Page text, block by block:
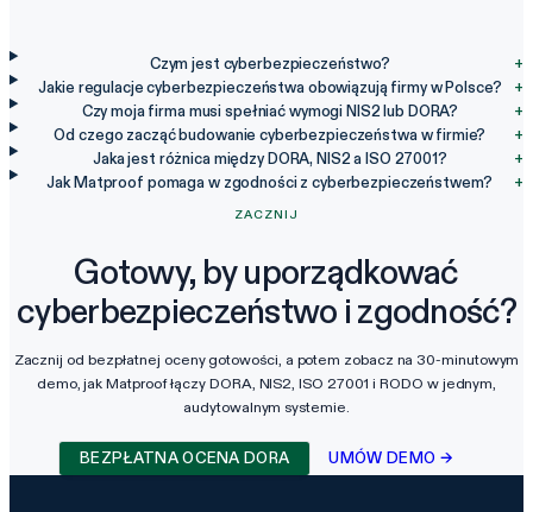
Czym jest cyberbezpieczeństwo?
+
Jakie regulacje cyberbezpieczeństwa obowiązują firmy w Polsce?
+
Czy moja firma musi spełniać wymogi NIS2 lub DORA?
+
Od czego zacząć budowanie cyberbezpieczeństwa w firmie?
+
Jaka jest różnica między DORA, NIS2 a ISO 27001?
+
Jak Matproof pomaga w zgodności z cyberbezpieczeństwem?
+
ZACZNIJ
Gotowy, by uporządkować
cyberbezpieczeństwo i zgodność?
Zacznij od bezpłatnej oceny gotowości, a potem zobacz na 30-minutowym
demo, jak Matproof łączy DORA, NIS2, ISO 27001 i RODO w jednym,
audytowalnym systemie.
BEZPŁATNA OCENA DORA UMÓW DEMO →